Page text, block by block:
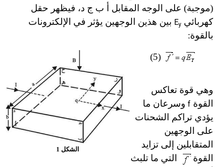
(موجبة) على الوجه المقابل أ ب ج د، فيظهر حقل
كهربائي
Ey
بين هذين الوجهين يؤثر في الإلكترونات
بالقوة:
الشكل 1
(5)
وهي قوة تعاكس
القوة f وسرعان ما
يؤدي تراكم الشحنات
على الوجهين
المتقابلين إلى تزايد
القوة
التي ما تلبث